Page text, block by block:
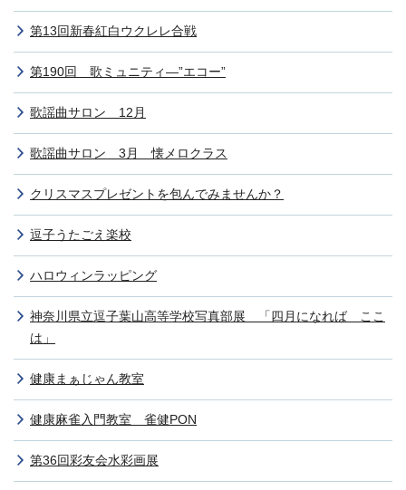
第13回新春紅白ウクレレ合戦
第190回 歌ミュニティ―”エコー”
歌謡曲サロン 12月
歌謡曲サロン 3月 懐メロクラス
クリスマスプレゼントを包んでみませんか？
逗子うたごえ楽校
ハロウィンラッピング
神奈川県立逗子葉山高等学校写真部展 「四月になれば ここ
は」
健康まぁじゃん教室
健康麻雀入門教室 雀健PON
第36回彩友会水彩画展